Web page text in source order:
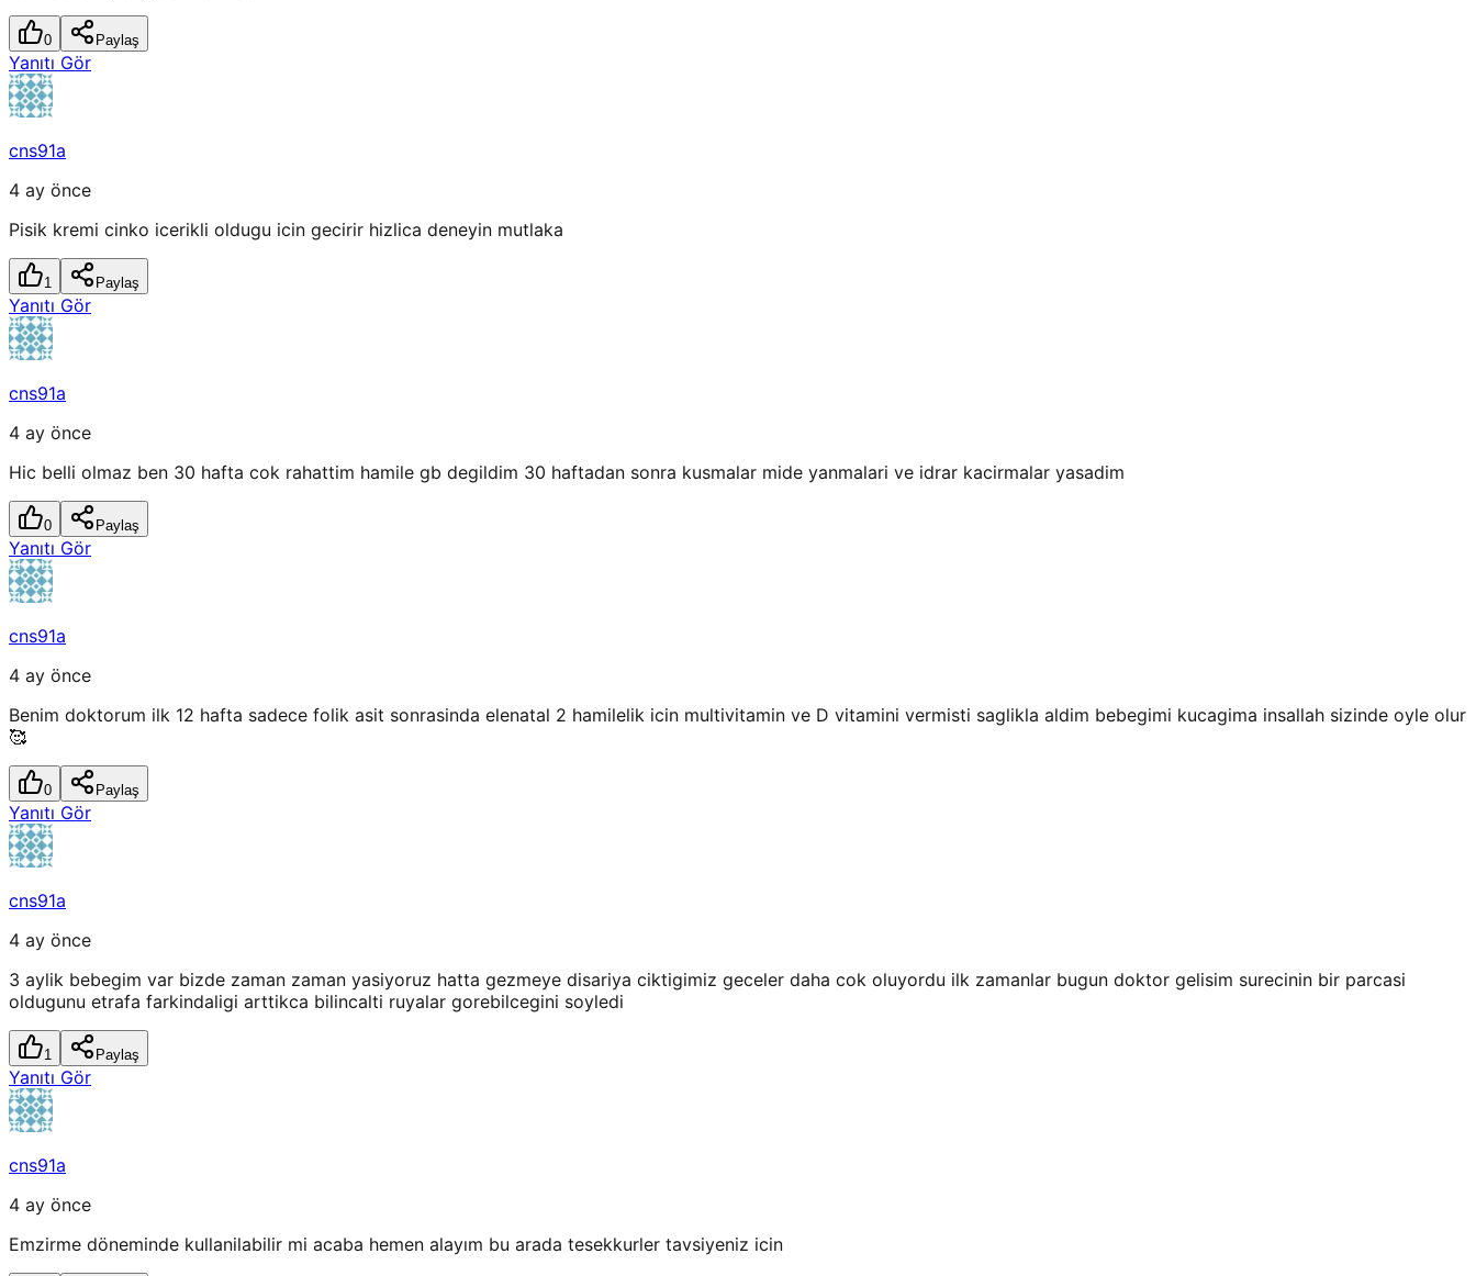
0 Paylaş
Yanıtı Gör
cns91a
4 ay önce
Pisik kremi cinko icerikli oldugu icin gecirir hizlica deneyin mutlaka
1 Paylaş
Yanıtı Gör
cns91a
4 ay önce
Hic belli olmaz ben 30 hafta cok rahattim hamile gb degildim 30 haftadan sonra kusmalar mide yanmalari ve idrar kacirmalar yasadim
0 Paylaş
Yanıtı Gör
cns91a
4 ay önce
Benim doktorum ilk 12 hafta sadece folik asit sonrasinda elenatal 2 hamilelik icin multivitamin ve D vitamini vermisti saglikla aldim bebegimi kucagima insallah sizinde oyle olur
🥰
0 Paylaş
Yanıtı Gör
cns91a
4 ay önce
3 aylik bebegim var bizde zaman zaman yasiyoruz hatta gezmeye disariya ciktigimiz geceler daha cok oluyordu ilk zamanlar bugun doktor gelisim surecinin bir parcasi
oldugunu etrafa farkindaligi arttikca bilincalti ruyalar gorebilcegini soyledi
1 Paylaş
Yanıtı Gör
cns91a
4 ay önce
Emzirme döneminde kullanilabilir mi acaba hemen alayım bu arada tesekkurler tavsiyeniz icin